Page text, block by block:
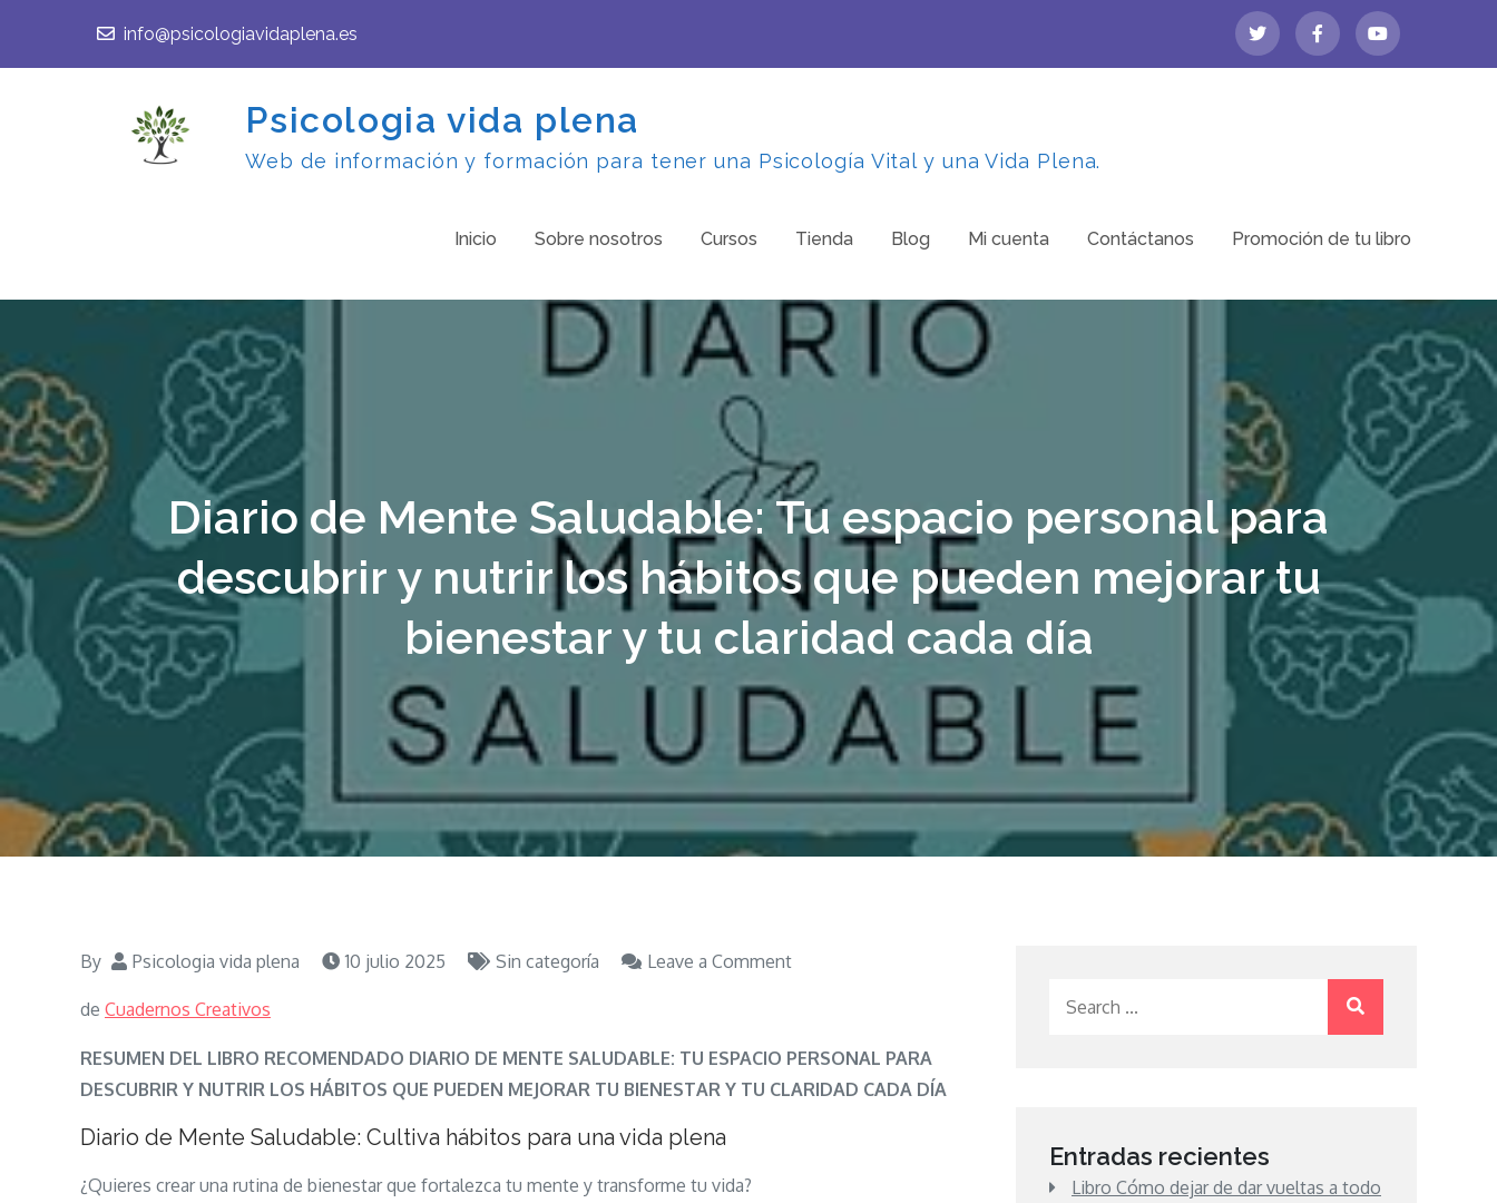
info@psicologiavidaplena.es
Psicologia vida plena
Web de información y formación para tener una Psicología Vital y una Vida Plena.
Inicio Sobre nosotros Cursos Tienda Blog Mi cuenta Contáctanos Promoción de tu libro
Diario de Mente Saludable: Tu espacio personal para
descubrir y nutrir los hábitos que pueden mejorar tu
bienestar y tu claridad cada día
By Psicologia vida plena 10 julio 2025 Sin categoría Leave a Commenton
Mente
Saludable:
de Cuadernos Creativos
RESUMEN DEL LIBRO RECOMENDADO DIARIO DE MENTE SALUDABLE: TU ESPACIO PERSONAL PARA
DESCUBRIR Y NUTRIR LOS HÁBITOS QUE PUEDEN MEJORAR TU BIENESTAR Y TU CLARIDAD CADA DÍA
Diario de Mente Saludable: Cultiva hábitos para una vida plena
¿Quieres crear una rutina de bienestar que fortalezca tu mente y transforme tu vida?
Entradas recientes
Libro Cómo dejar de dar vueltas a todo